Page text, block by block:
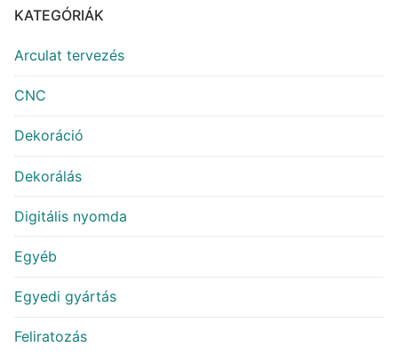
KATEGÓRIÁK
Arculat tervezés
CNC
Dekoráció
Dekorálás
Digitális nyomda
Egyéb
Egyedi gyártás
Feliratozás